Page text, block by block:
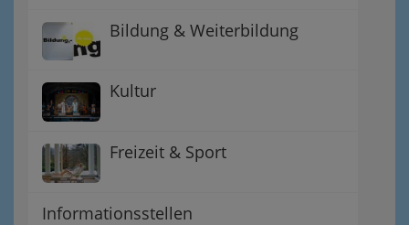
Bildung & Weiterbildung
Kultur
Freizeit & Sport
Informationsstellen